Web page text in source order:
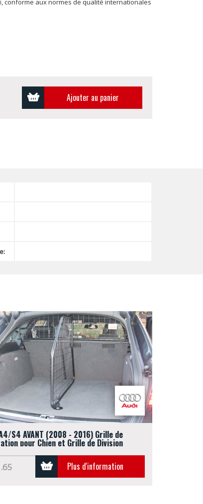
conforme aux normes de qualité internationales
Ajouter au panier
S4 AVANT (2008 - 2016) Grille de
pour Chien et Grille de Division
Plus d'information